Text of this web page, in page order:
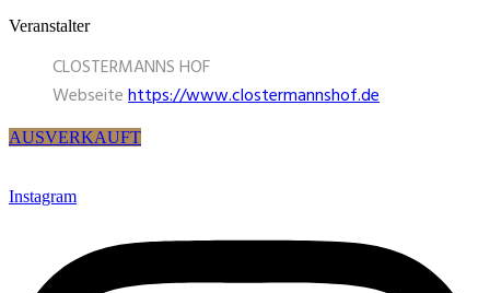
Veranstalter
CLOSTERMANNS HOF
Webseitehttps://www.clostermannshof.de
AUSVERKAUFT
Instagram